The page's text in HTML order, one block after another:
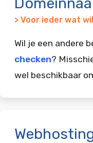
> Voor ieder wat
Wil je een andere
checken?
wel beschikbaar